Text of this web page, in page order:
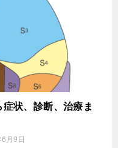
状、診断、治療ま
月9日